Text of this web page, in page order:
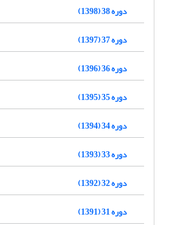
دوره 38 (1398)
دوره 37 (1397)
دوره 36 (1396)
دوره 35 (1395)
دوره 34 (1394)
دوره 33 (1393)
دوره 32 (1392)
دوره 31 (1391)